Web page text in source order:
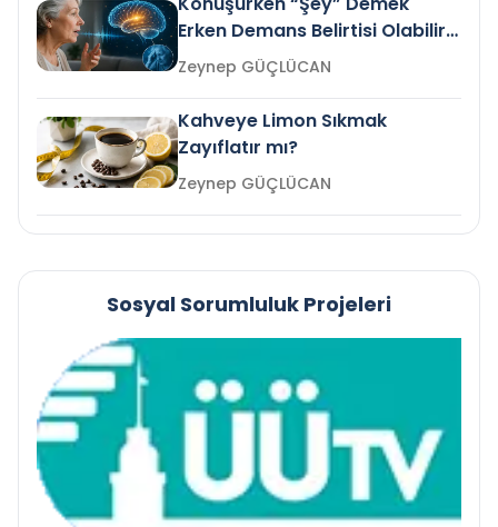
Erken Demans Belirtisi Olabilir
mi?
Zeynep GÜÇLÜCAN
Kahveye Limon Sıkmak
Zayıflatır mı?
Zeynep GÜÇLÜCAN
Sosyal Sorumluluk Projeleri